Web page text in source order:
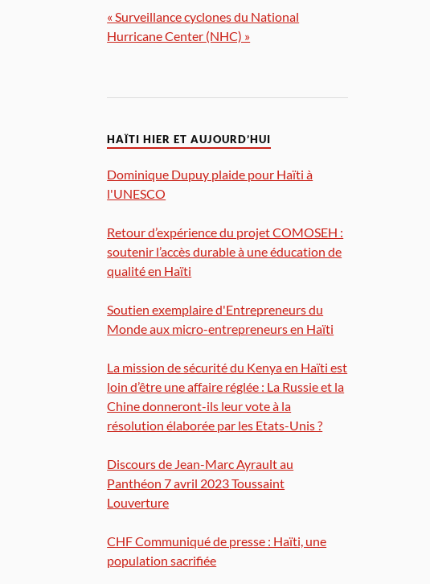
« Surveillance cyclones du National
Hurricane Center (NHC) »
HAÏTI HIER ET AUJOURD’HUI
Dominique Dupuy plaide pour Haïti à
l'UNESCO
Retour d’expérience du projet COMOSEH :
soutenir l’accès durable à une éducation de
qualité en Haïti
Soutien exemplaire d'Entrepreneurs du
Monde aux micro-entrepreneurs en Haïti
La mission de sécurité du Kenya en Haïti est
loin d’être une affaire réglée : La Russie et la
Chine donneront-ils leur vote à la
résolution élaborée par les Etats-Unis ?
Discours de Jean-Marc Ayrault au
Panthéon 7 avril 2023 Toussaint
Louverture
CHF Communiqué de presse : Haïti, une
population sacrifiée